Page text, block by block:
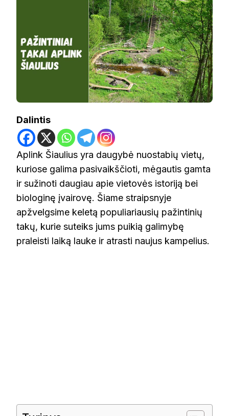
ŠIAULIUS:
ATRASKITE
GRAŽIAUSIAS
GAMTOS
VIETAS
Dalintis
Aplink Šiaulius yra daugybė nuostabių vietų,
kuriose galima pasivaikščioti, mėgautis gamta
ir sužinoti daugiau apie vietovės istoriją bei
biologinę įvairovę. Šiame straipsnyje
apžvelgsime keletą populiariausių pažintinių
takų, kurie suteiks jums puikią galimybę
praleisti laiką lauke ir atrasti naujus kampelius.